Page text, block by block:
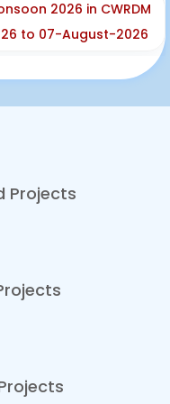
held at CWRDM
at CWRDM
Assessment
and
Download
2026 in CWRDM
to 07-August-2026
Projects